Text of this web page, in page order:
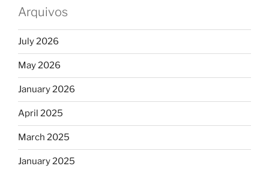
Arquivos
July 2026
May 2026
January 2026
April 2025
March 2025
January 2025